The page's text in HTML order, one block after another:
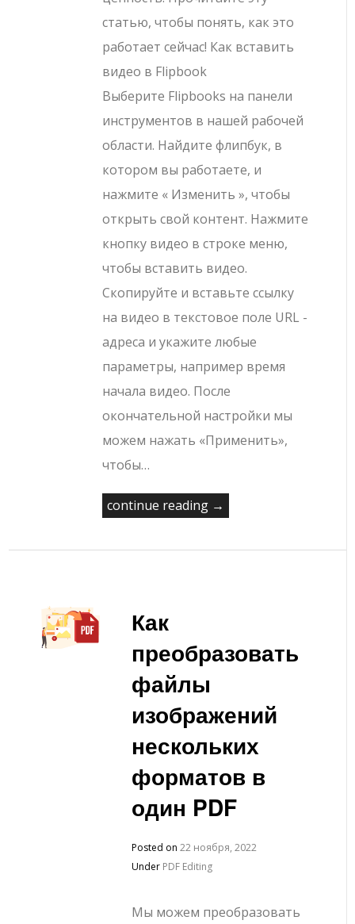
статью, чтобы понять, как это
работает сейчас! Как вставить
видео в Flipbook
Выберите Flipbooks на панели
инструментов в нашей рабочей
области. Найдите флипбук, в
котором вы работаете, и
нажмите « Изменить », чтобы
открыть свой контент. Нажмите
кнопку видео в строке меню,
чтобы вставить видео.
Скопируйте и вставьте ссылку
на видео в текстовое поле URL -
адреса и укажите любые
параметры, например время
начала видео. После
окончательной настройки мы
можем нажать «Применить»,
чтобы…
continue reading →
Как
преобразовать
файлы
изображений
нескольких
форматов в
один PDF
Posted on22 ноября, 2022
Under PDF Editing
Мы можем преобразовать